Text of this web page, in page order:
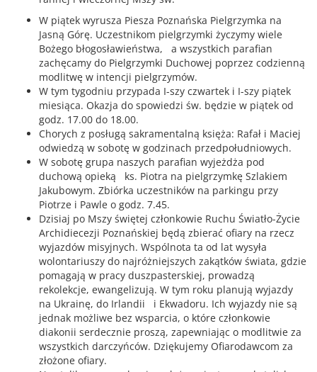
W piątek wyrusza Piesza Poznańska Pielgrzymka na
Jasną Górę. Uczestnikom pielgrzymki życzymy wiele
Bożego błogosławieństwa, a wszystkich parafian
zachęcamy do Pielgrzymki Duchowej poprzez codzienną
modlitwę w intencji pielgrzymów.
W tym tygodniu przypada I-szy czwartek i I-szy piątek
miesiąca. Okazja do spowiedzi św. będzie w piątek od
godz. 17.00 do 18.00.
Chorych z posługą sakramentalną księża: Rafał i Maciej
odwiedzą w sobotę w godzinach przedpołudniowych.
W sobotę grupa naszych parafian wyjeżdża pod
duchową opieką ks. Piotra na pielgrzymkę Szlakiem
Jakubowym. Zbiórka uczestników na parkingu przy
Piotrze i Pawle o godz. 7.45.
Dzisiaj po Mszy świętej członkowie Ruchu Światło-Życie
Archidiecezji Poznańskiej będą zbierać ofiary na rzecz
wyjazdów misyjnych. Wspólnota ta od lat wysyła
wolontariuszy do najróżniejszych zakątków świata, gdzie
pomagają w pracy duszpasterskiej, prowadzą
rekolekcje, ewangelizują. W tym roku planują wyjazdy
na Ukrainę, do Irlandii i Ekwadoru. Ich wyjazdy nie są
jednak możliwe bez wsparcia, o które członkowie
diakonii serdecznie proszą, zapewniając o modlitwie za
wszystkich darczyńców. Dziękujemy Ofiarodawcom za
złożone ofiary.